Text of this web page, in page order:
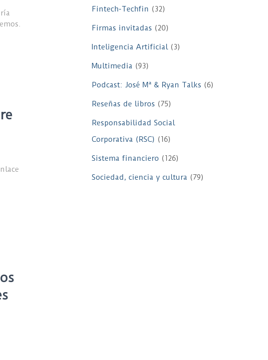
Fintech-Techfin (32)
Firmas invitadas (20)
Inteligencia Artificial(3)
Multimedia (93)
Podcast: José Mª & Ryan Talks (6)
Reseñas de libros (75)
Responsabilidad Social
Corporativa (RSC) (16)
Sistema financiero (126)
Sociedad, ciencia y cultura (79)